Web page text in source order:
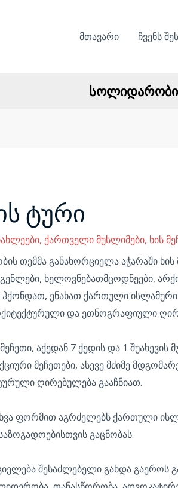
მთავარი ჩვენს
ტური
, ქართველი მუსლიმები, ხის
თემმა განახორციელა აჭარაში
ხელოვნებათმცოდნეები,
ენახათ ქართული ისლამური
და ეთნოგრაფიული
აქედან 7 ქედის და 1
მეჩეთები, ასევე მძიმე
ღირებულება გააჩნიათ.
ფორმით აგრძელებს ქართული
გაცნობას.
შესაძლებელი გახდა გაეროს